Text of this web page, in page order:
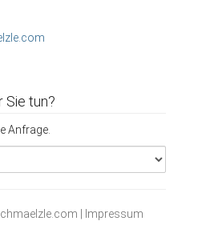
Sie tun?
Anfrage.
| Impressum